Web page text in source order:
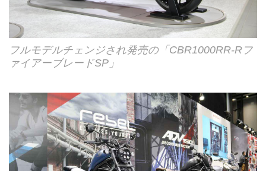
フルモデルチェンジされ発売の「CBR1000RR-Rフ
ァイアーブレードSP」